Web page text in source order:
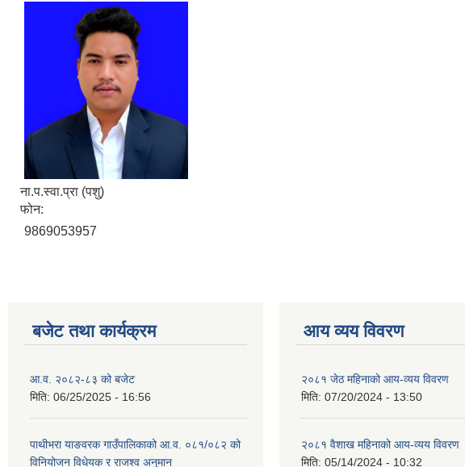
ना.प.स्वा.प्रा (पशु)
फोन:
9869053957
बजेट तथा कार्यक्रम
आ.व. २०८२-८३ को बजेट
मिति: 06/25/2025 - 16:56
पाथीभरा याङवरक गाउँपालिकाको आ.व. ०८१/०८२ को
विनियोजन विधेयक र राजश्व अनुमान
आय व्यय विवरण
२०८१ जेठ महिनाको आय-व्यय विवरण
मिति: 07/20/2024 - 13:50
२०८१ वैशाख महिनाको आय-व्यय विवरण
मिति: 05/14/2024 - 10:32